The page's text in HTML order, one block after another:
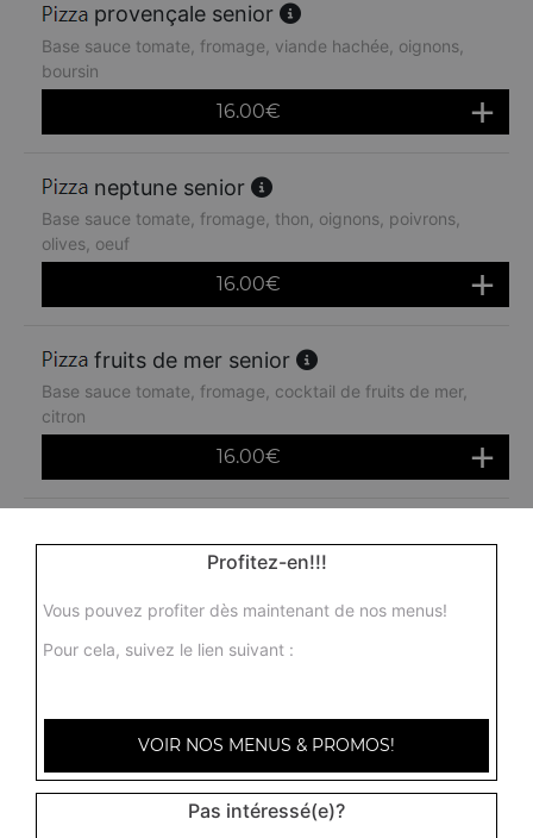
provençale senior
Base sauce tomate, fromage, viande hachée, oignons,
boursin
16.00€
neptune senior
Base sauce tomate, fromage, thon, oignons, poivrons,
olives, oeuf
16.00€
fruits de mer senior
Base sauce tomate, fromage, cocktail de fruits de mer,
citron
16.00€
Base sauce tomate, fromage, poulet, pommes de terre,
Base sauce tomate, fromage, jambon, oeuf, oignons
16.00€
Profitez-en!!!
Vous pouvez profiter dès maintenant de nos menus!
Pour cela, suivez le lien suivant :
VOIR NOS MENUS & PROMOS!
Pas intéressé(e)?